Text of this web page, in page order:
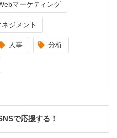
マーケティング
ネジメント
人事 分析
で応援する！